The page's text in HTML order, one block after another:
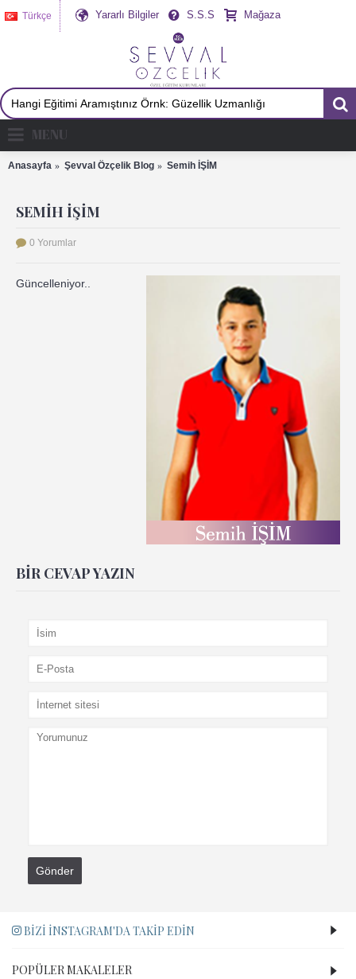
Türkçe Yararlı Bilgiler S.S.S Mağaza
MENU
Anasayfa Şevval Özçelik Blog Semih İŞİM
SEMIH İŞİM
0 Yorumlar
Güncelleniyor..
BIR CEVAP YAZIN
Gönder
BIZI İNSTAGRAM'DA TAKIP EDIN
POPÜLER MAKALELER